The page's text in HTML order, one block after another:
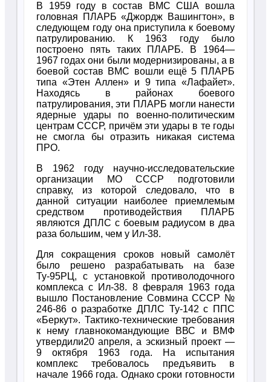
В 1959 году в состав ВМС США вошла
головная ПЛАРБ «Джордж Вашингтон», в
следующем году она приступила к боевому
патрулированию. К 1963 году было
построено пять таких ПЛАРБ. В 1964—
1967 годах они были модернизированы, а в
боевой состав ВМС вошли ещё 5 ПЛАРБ
типа «Этен Аллен» и 9 типа «Лафайет».
Находясь в районах боевого
патрулирования, эти ПЛАРБ могли нанести
ядерные удары по военно-политическим
центрам СССР, причём эти удары в те годы
не смогла бы отразить никакая система
ПРО.
В 1962 году научно-исследовательские
организации МО СССР подготовили
справку, из которой следовало, что в
данной ситуации наиболее приемлемым
средством противодействия ПЛАРБ
являются ДПЛС с боевым радиусом в два
раза большим, чем у Ил-38.
Для сокращения сроков новый самолёт
было решено разрабатывать на базе
Ту-95РЦ, с установкой противолодочного
комплекса с Ил-38. 8 февраля 1963 года
вышло Постановление Совмина СССР №
246-86 о разработке ДПЛС Ту-142 с ППС
«Беркут». Тактико-технические требования
к нему главнокомандующие ВВС и ВМФ
утвердили20 апреля, а эскизный проект —
9 октября 1963 года. На испытания
комплекс требовалось предъявить в
начале 1966 года. Однако сроки готовности